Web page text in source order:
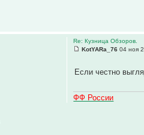
Re: Кузница Обзоров.
KotYARa_76 04 ноя
Если честно
ФФ России